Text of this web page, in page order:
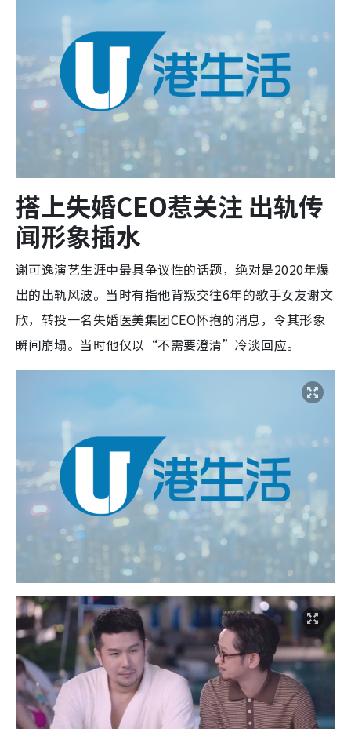
搭上失婚CEO惹关注 出轨传
闻形象插水
谢可逸演艺生涯中最具争议性的话题，绝对是2020年爆
出的出轨风波。当时有指他背叛交往6年的歌手女友谢文
欣，转投一名失婚医美集团CEO怀抱的消息，令其形象
瞬间崩塌。当时他仅以“不需要澄清”冷淡回应。